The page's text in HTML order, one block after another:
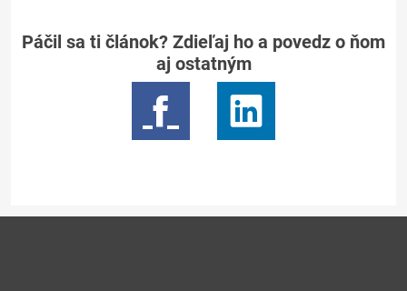
Páčil sa ti článok? Zdieľaj ho a povedz o ňom
aj ostatným